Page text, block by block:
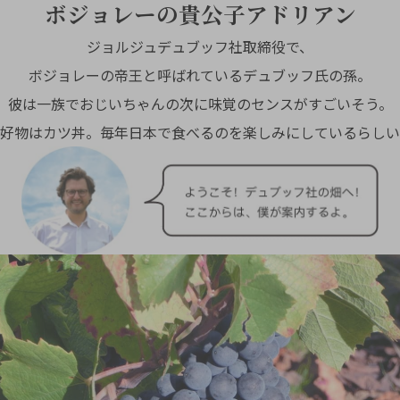
ボジョレーの貴公子アドリアン
ジョルジュデュブッフ社取締役で、
ボジョレーの帝王と呼ばれているデュブッフ氏の孫。
彼は一族でおじいちゃんの次に味覚のセンスがすごいそう。
物はカツ丼。毎年日本で食べるのを楽しみにしているらし